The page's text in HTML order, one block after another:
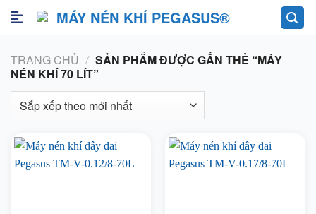
Skip
TRANG CHỦ / SẢN PHẨM ĐƯỢC GẮN THẺ “MÁY
NÉN KHÍ 70 LÍT”